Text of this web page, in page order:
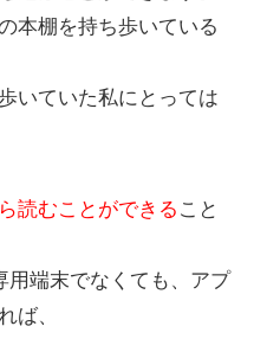
本棚を持ち歩いている
いていた私にとっては
読むことができる こと
用端末でなくても、アプ
ば、